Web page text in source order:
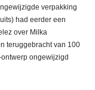
verpakking
had eerder een
over Milka
teruggebracht van 100
ongewijzigd